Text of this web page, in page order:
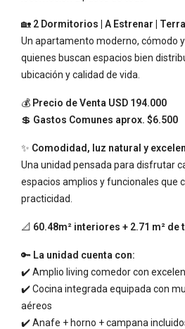
🏡 2 Dormitorios | A Estrenar |
Un apartamento moderno, cómodo
quienes buscan espacios bien
ubicación y calidad de vida.
💰 Precio de Venta USD 194.000
💲 Gastos Comunes aprox. $6.500
✨ Comodidad, luz natural y
Una unidad pensada para disfrutar
espacios amplios y funcionales que
practicidad.
📐 60.48m² interiores + 2.71 m² de
🔑 La unidad cuenta con:
✔️ Amplio living comedor con
✔️ Cocina integrada equipada con
aéreos
✔️ Anafe + horno + campana